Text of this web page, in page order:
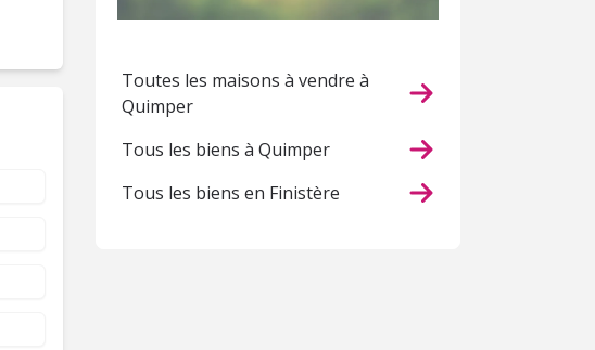
Toutes les maisons à vendre à
Quimper
Tous les biens à Quimper
Tous les biens en Finistère